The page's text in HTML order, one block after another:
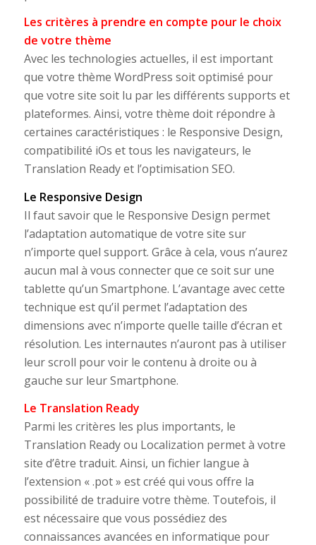
Les critères à prendre en compte pour le choix
de votre thème
Avec les technologies actuelles, il est important
que votre thème WordPress soit optimisé pour
que votre site soit lu par les différents supports et
plateformes. Ainsi, votre thème doit répondre à
certaines caractéristiques : le Responsive Design,
compatibilité iOs et tous les navigateurs, le
Translation Ready et l’optimisation SEO.
Le Responsive Design
Il faut savoir que le Responsive Design permet
l’adaptation automatique de votre site sur
n’importe quel support. Grâce à cela, vous n’aurez
aucun mal à vous connecter que ce soit sur une
tablette qu’un Smartphone. L’avantage avec cette
technique est qu’il permet l’adaptation des
dimensions avec n’importe quelle taille d’écran et
résolution. Les internautes n’auront pas à utiliser
leur scroll pour voir le contenu à droite ou à
gauche sur leur Smartphone.
Le Translation Ready
Parmi les critères les plus importants, le
Translation Ready ou Localization permet à votre
site d’être traduit. Ainsi, un fichier langue à
l’extension « .pot » est créé qui vous offre la
possibilité de traduire votre thème. Toutefois, il
est nécessaire que vous possédiez des
connaissances avancées en informatique pour